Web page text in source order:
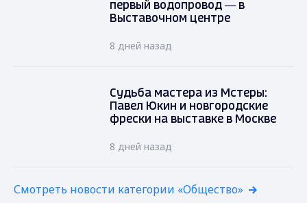
первый водопровод — в
Выставочном центре
8 дней назад
Судьба мастера из Мстеры:
Павел Юкин и новгородские
фрески на выставке в Москве
8 дней назад
Смотреть новости категории «Общество»